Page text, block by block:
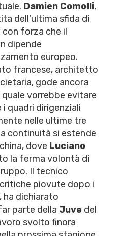
Damien Comolli,
dell'ultima sfida di
forza che il
dipende
europeo.
francese, architetto
gode ancora
quale vorrebbe evitare
quadri dirigenziali
nelle ultime tre
continuità si estende
dove Luciano
la ferma volontà di
Il tecnico
piovute dopo i
ha dichiarato
parte della Juve del
svolto finora